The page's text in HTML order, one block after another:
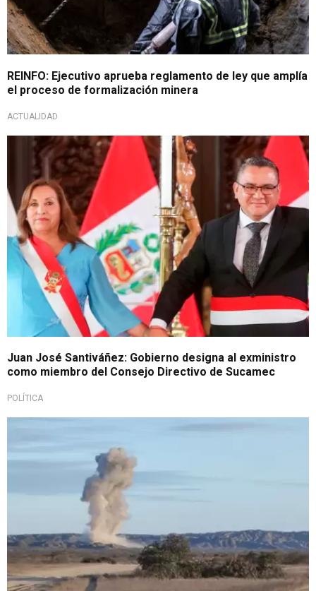
REINFO: Ejecutivo aprueba reglamento de ley que amplía
el proceso de formalización minera
ACTUALIDAD
En representación del Sector Interior
Juan José Santiváñez: Gobierno designa al exministro
como miembro del Consejo Directivo de Sucamec
POLÍTICA